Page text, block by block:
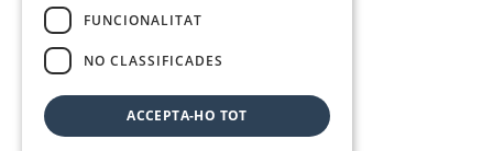
FUNCIONALITAT
NO CLASSIFICADES
ACCEPTA-HO TOT